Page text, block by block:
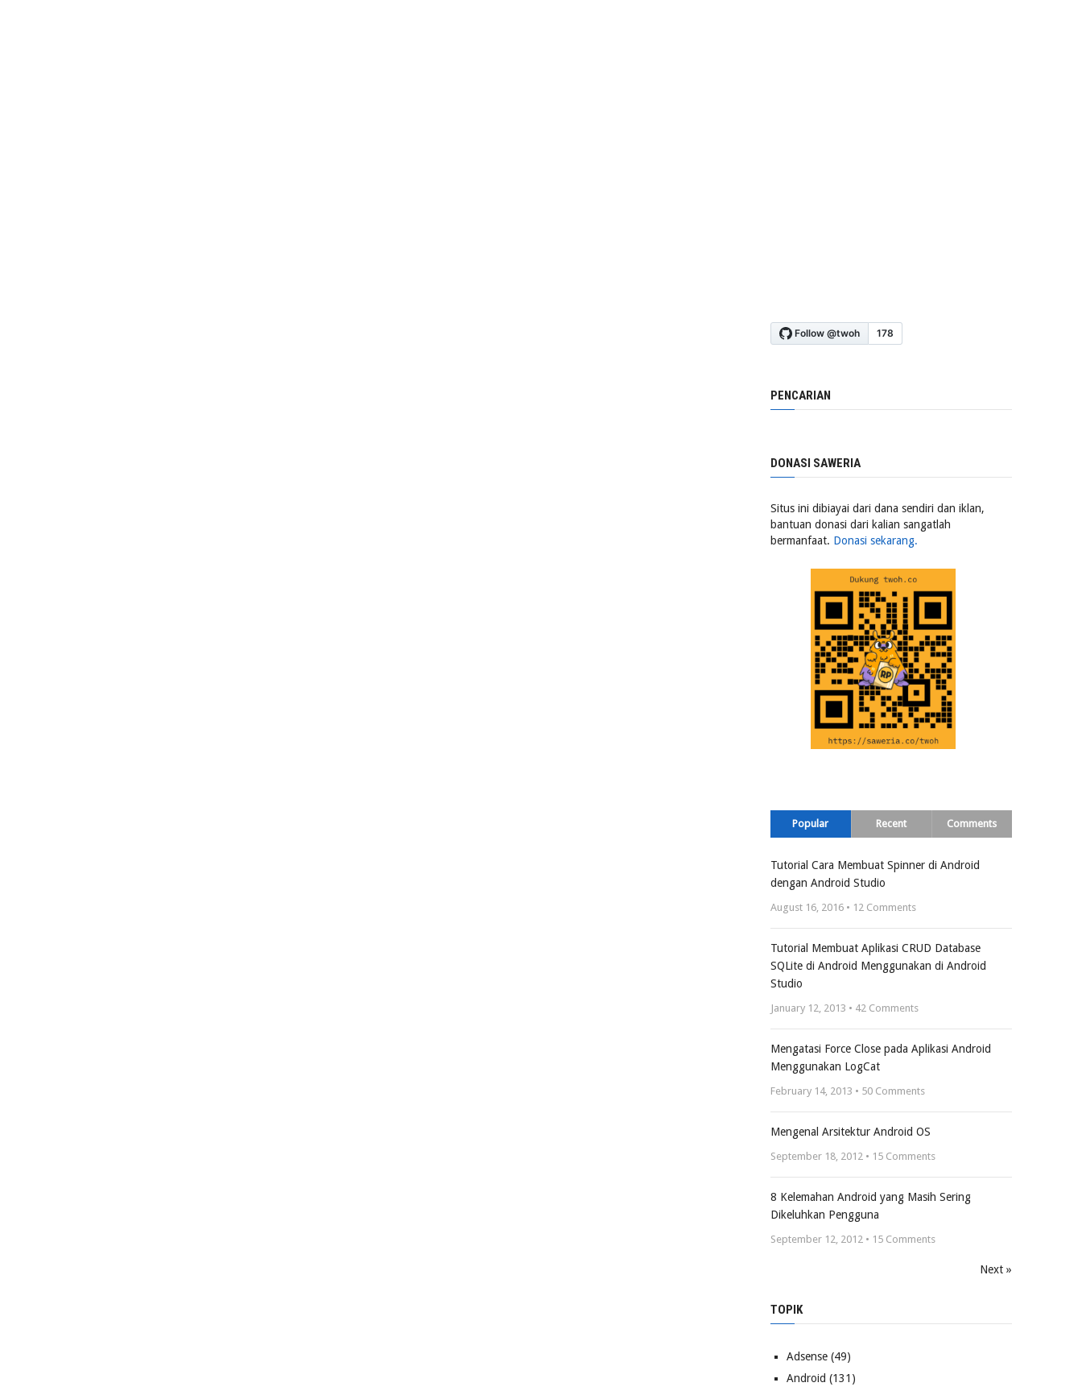
PENCARIAN
DONASI SAWERIA
Situs ini dibiayai dari dana sendiri dan iklan,
bantuan donasi dari kalian sangatlah
bermanfaat. Donasi sekarang.
Popular Recent Comments
Tutorial Cara Membuat Spinner di Android
dengan Android Studio
August 16, 2016 • 12 Comments
Tutorial Membuat Aplikasi CRUD Database
SQLite di Android Menggunakan di Android
Studio
January 12, 2013 • 42 Comments
Mengatasi Force Close pada Aplikasi Android
Menggunakan LogCat
February 14, 2013 • 50 Comments
Mengenal Arsitektur Android OS
September 18, 2012 • 15 Comments
8 Kelemahan Android yang Masih Sering
Dikeluhkan Pengguna
September 12, 2012 • 15 Comments
Next »
TOPIK
Adsense (49)
Android (131)